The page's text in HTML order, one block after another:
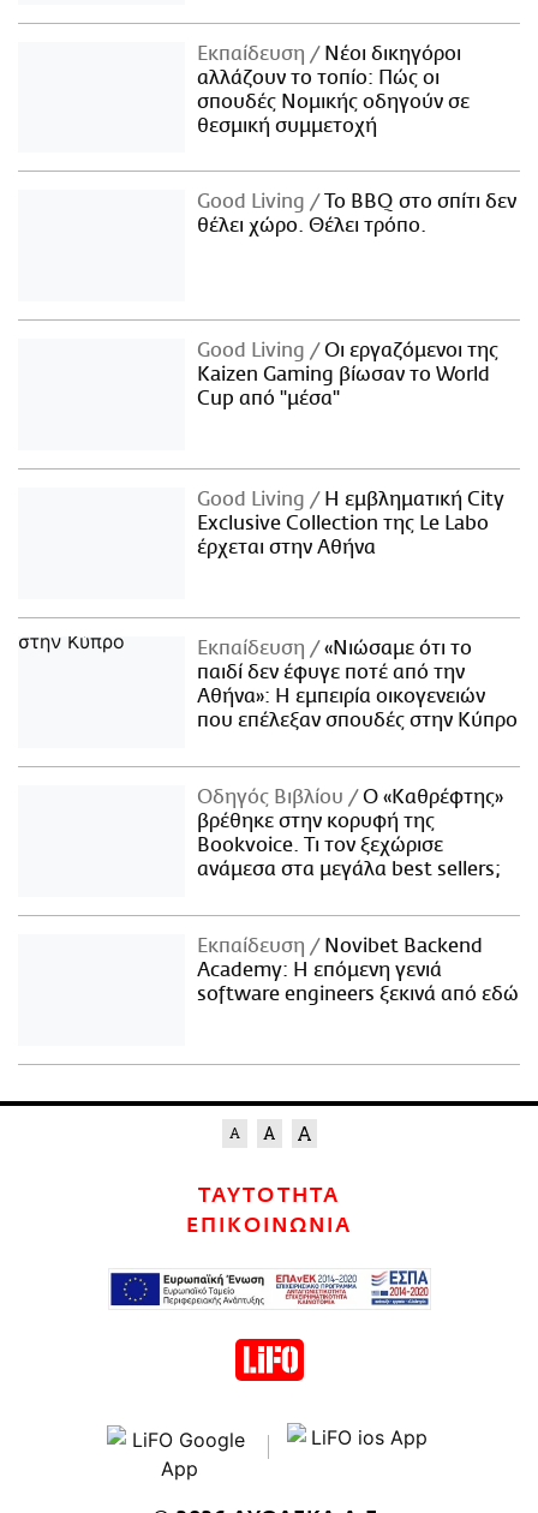
Εκπαίδευση
Νέοι δικηγόροι
αλλάζουν το τοπίο: Πώς οι
σπουδές Νομικής οδηγούν σε
θεσμική συμμετοχή
Good Living
Το BBQ στο σπίτι δεν
θέλει χώρο. Θέλει τρόπο.
Good Living
Οι εργαζόμενοι της
Kaizen Gaming βίωσαν το World
Cup από "μέσα"
Good Living
Η εμβληματική City
Exclusive Collection της Le Labo
έρχεται στην Αθήνα
Εκπαίδευση
«Νιώσαμε ότι το
παιδί δεν έφυγε ποτέ από την
Αθήνα»: Η εμπειρία οικογενειών
που επέλεξαν σπουδές στην Κύπρο
Οδηγός Βιβλίου
Ο «Καθρέφτης»
βρέθηκε στην κορυφή της
Bookvoice. Τι τον ξεχώρισε
ανάμεσα στα μεγάλα best sellers;
Εκπαίδευση
Novibet Backend
Academy: Η επόμενη γενιά
software engineers ξεκινά από εδώ
ΤΑΥΤΟΤΗΤΑ
ΕΠΙΚΟΙΝΩΝΙΑ